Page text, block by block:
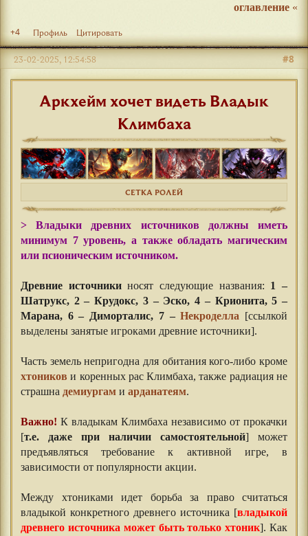
оглавление «
+4 Профиль Цитировать
#8
23-02-2025, 12:54:58
Аркхейм хочет видеть Владык
Климбаха
СЕТКА РОЛЕЙ
> Владыки древних источников должны иметь
минимум 7 уровень, а также обладать магическим
или псионическим источником.
Древние источникиносят следующие названия: 1 –
Шатрукс, 2 – Крудокс, 3 – Эско, 4 – Крионита, 5 –
Марана, 6 – Диморталис, 7 –Некроделла [ссылкой
выделены занятые игроками древние источники].
Часть земель непригодна для обитания кого-либо кроме
хтоников и коренных рас Климбаха, также радиация не
страшна демиургам и арданатеям.
Важно! К владыкам Климбаха независимо от прокачки
[т.е. даже при наличии самостоятельной] может
предъявляться требование к активной игре, в
зависимости от популярности акции.
Между хтониками идет борьба за право считаться
владыкой конкретного древнего источника [владыкой
древнего источника может быть только хтоник]. Как